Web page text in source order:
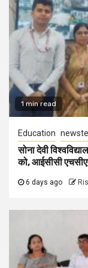
1 min read
Education newstel
सोना देवी
को, आईसीसी
6 days ago